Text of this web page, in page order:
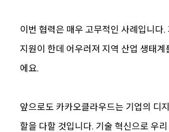
이번 협력은 매우 고무적인 사례입니다
지원이 한데 어우러져 지역 산업 생태
에요.
앞으로도 카카오클라우드는 기업의 디
할을 다할 것입니다. 기술 혁신으로 우